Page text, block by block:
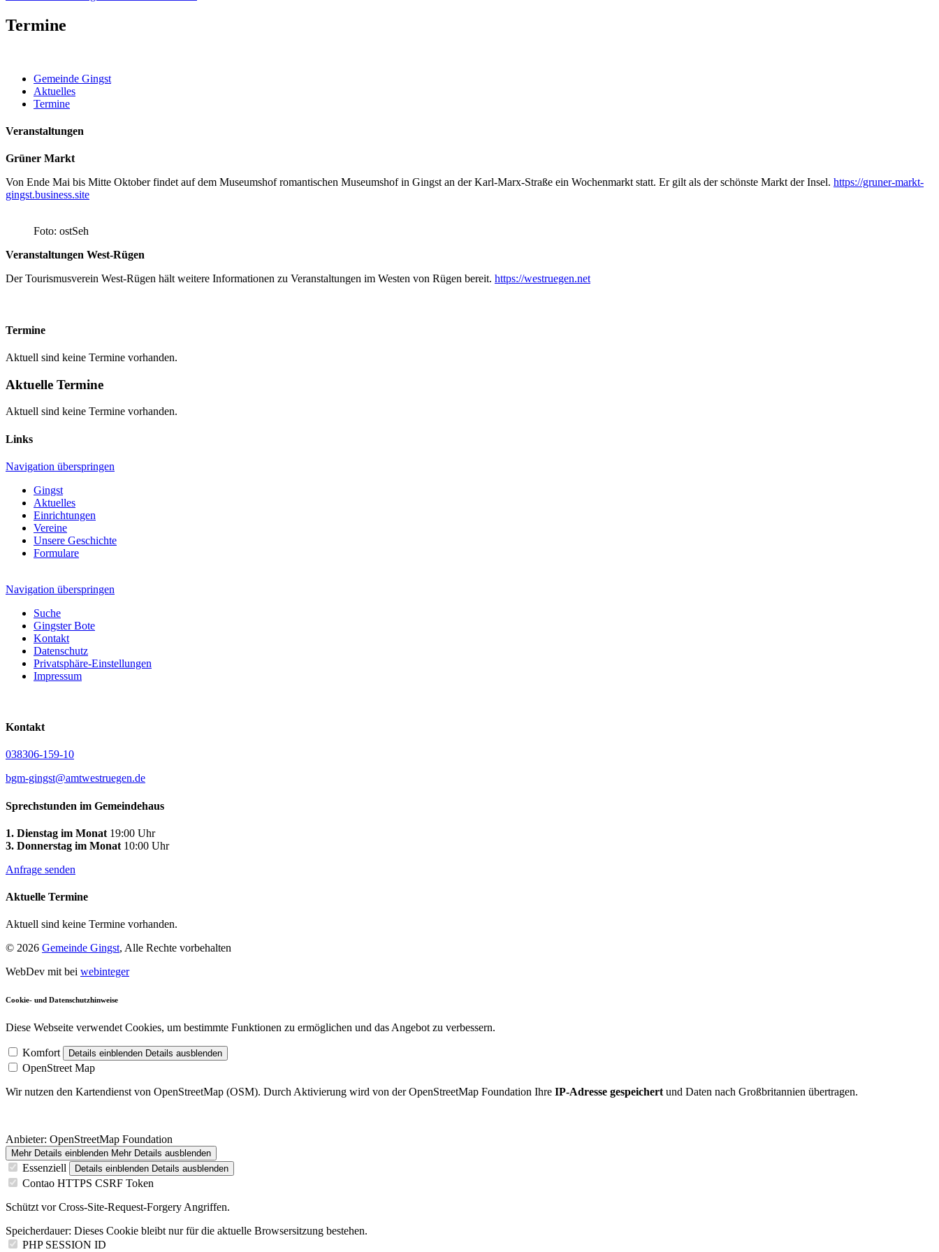
Termine
Gemeinde Gingst
Aktuelles
Termine
Veranstaltungen
Grüner Markt
Von Ende Mai bis Mitte Oktober findet auf dem Museumshof romantischen Museumshof in Gingst an der Karl-Marx-Straße ein Wochenmarkt statt. Er gilt als der schönste Markt der Insel. https://gruner-markt-
gingst.business.site
Foto: ostSeh
Veranstaltungen West-Rügen
Der Tourismusverein West-Rügen hält weitere Informationen zu Veranstaltungen im Westen von Rügen bereit. https://westruegen.net
Termine
Aktuell sind keine Termine vorhanden.
Aktuelle Termine
Aktuell sind keine Termine vorhanden.
Links
Navigation überspringen
Gingst
Aktuelles
Einrichtungen
Vereine
Unsere Geschichte
Formulare
Navigation überspringen
Suche
Gingster Bote
Kontakt
Datenschutz
Privatsphäre-Einstellungen
Impressum
Kontakt
038306-159-10
bgm-gingst@amtwestruegen.de
Sprechstunden im Gemeindehaus
1. Dienstag im Monat 19:00 Uhr
3. Donnerstag im Monat 10:00 Uhr
Anfrage senden
Aktuelle Termine
Aktuell sind keine Termine vorhanden.
© 2026 Gemeinde Gingst, Alle Rechte vorbehalten
WebDev mit bei webinteger
Cookie- und Datenschutzhinweise
Diese Webseite verwendet Cookies, um bestimmte Funktionen zu ermöglichen und das Angebot zu verbessern.
Komfort Details einblenden Details ausblenden
OpenStreet Map
Wir nutzen den Kartendienst von OpenStreetMap (OSM). Durch Aktivierung wird von der OpenStreetMap Foundation Ihre IP-Adresse gespeichert und Daten nach Großbritannien übertragen.
Anbieter: OpenStreetMap Foundation
Mehr Details einblenden Mehr Details ausblenden
Essenziell Details einblenden Details ausblenden
Contao HTTPS CSRF Token
Schützt vor Cross-Site-Request-Forgery Angriffen.
Speicherdauer: Dieses Cookie bleibt nur für die aktuelle Browsersitzung bestehen.
PHP SESSION ID